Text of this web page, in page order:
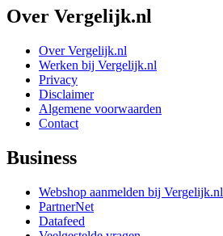
Over Vergelijk.nl
Over Vergelijk.nl
Werken bij Vergelijk.nl
Privacy
Disclaimer
Algemene voorwaarden
Contact
Business
Webshop aanmelden bij Vergelijk.nl
PartnerNet
Datafeed